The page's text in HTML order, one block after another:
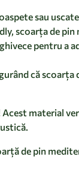
sau
scoarța de
pentru a
că
material
de pin